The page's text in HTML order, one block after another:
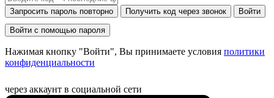
Запросить пароль повторно Получить код через звонок Войти
Войти с помощью пароля
Нажимая кнопку "Войти", Вы принимаете условия политики
конфиденциальности
через аккаунт в социальной сети